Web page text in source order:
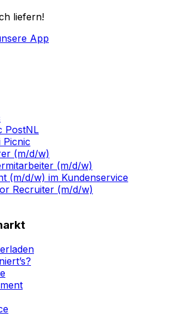
liefern!
App
PostNL
Picnic
(m/d/w)
(m/d/w)
(m/d/w) im Kundenservice
Recruiter (m/d/w)